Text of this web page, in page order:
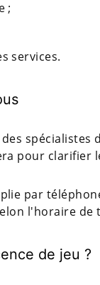
;
services.
spécialistes
pour clarifier
par
l'horaire
de jeu ?